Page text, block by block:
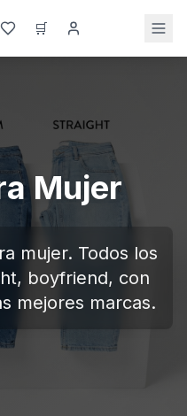
🛒
Mujer
mujer. Todos los
boyfriend, con
mejores marcas.